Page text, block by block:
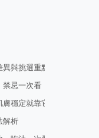
與挑選重點
禁忌一次看
穩定就靠它！
解析